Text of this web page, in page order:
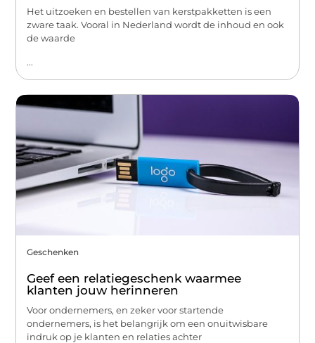
Het uitzoeken en bestellen van kerstpakketten is een
zware taak. Vooral in Nederland wordt de inhoud en ook
de waarde
...
Geschenken
Geef een relatiegeschenk waarmee
klanten jouw herinneren
Voor ondernemers, en zeker voor startende
ondernemers, is het belangrijk om een onuitwisbare
indruk op je klanten en relaties achter